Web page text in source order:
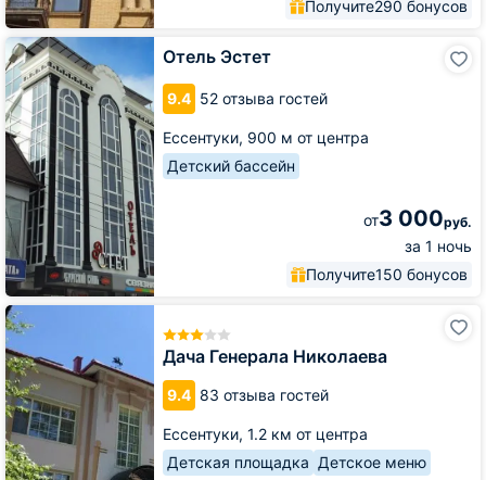
Получите290 бонусов
Отель Эстет
9.4 52 отзыва гостей
Ессентуки, 900 м от центра
Детский бассейн
от3 000руб.
за 1 ночь
Получите150 бонусов
Отель
Эстет
Дача Генерала Николаева
9.4 83 отзыва гостей
Ессентуки, 1.2 км от центра
Детская площадка Детское меню
Дача
Генерала
Николаева